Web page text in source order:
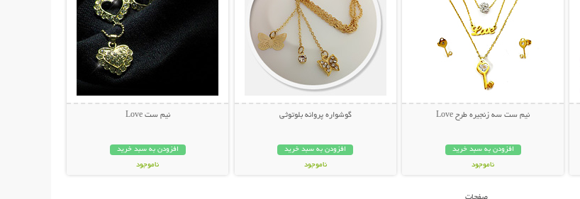
نیم ست سه زنجیره طرح Love
افزودن به سبد خرید
ناموجود
گوشواره پروانه بلوتوثی
افزودن به سبد خرید
ناموجود
نیم ست Love
افزودن به سبد خرید
ناموجود